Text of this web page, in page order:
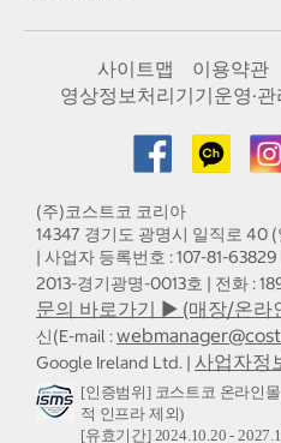
사이트맵 이용약관
영상정보처리기기운영·관
(주)코스트코 코리아
14347 경기도 광명시 일직로 40
| 사업자 등록번호 : 107-81-
2013-경기광명-0013호 | 전화 :
문의 바로가기 ▶ (매장/온라
신(E-mail :
Google Ireland Ltd. | 사업자정
[인증범위] 코스트코 온라인
적 인프라 제외)
[유효기간] 2024.10.20 -